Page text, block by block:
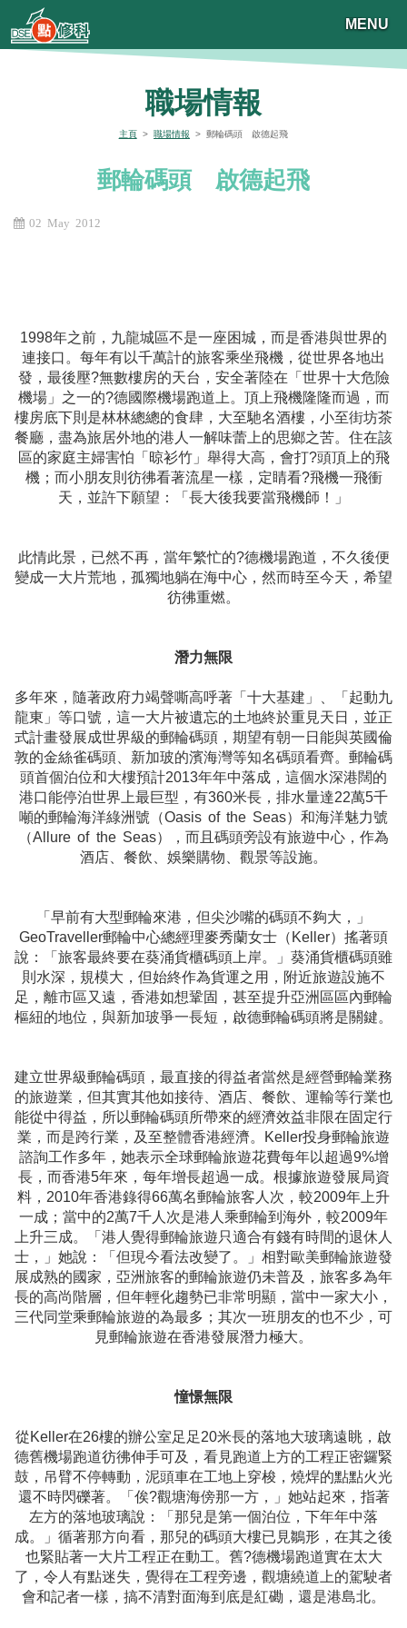
MENU
職場情報
主頁> 職場情報 > 郵輪碼頭 啟德起飛
郵輪碼頭 啟德起飛
02 May 2012
1998年之前，九龍城區不是一座困城，而是香港與世界的
連接口。每年有以千萬計的旅客乘坐飛機，從世界各地出
發，最後壓?無數樓房的天台，安全著陸在「世界十大危險
機場」之一的?德國際機場跑道上。頂上飛機隆隆而過，而
樓房底下則是林林總總的食肆，大至馳名酒樓，小至街坊茶
餐廳，盡為旅居外地的港人一解味蕾上的思鄉之苦。住在該
區的家庭主婦害怕「晾衫竹」舉得大高，會打?頭頂上的飛
機；而小朋友則彷彿看著流星一樣，定睛看?飛機一飛衝
天，並許下願望：「長大後我要當飛機師！」
此情此景，已然不再，當年繁忙的?德機場跑道，不久後便
變成一大片荒地，孤獨地躺在海中心，然而時至今天，希望
彷彿重燃。
潛力無限
多年來，隨著政府力竭聲嘶高呼著「十大基建」、「起動九
龍東」等口號，這一大片被遺忘的土地終於重見天日，並正
式計畫發展成世界級的郵輪碼頭，期望有朝一日能與英國倫
敦的金絲雀碼頭、新加玻的濱海灣等知名碼頭看齊。郵輪碼
頭首個泊位和大樓預計2013年年中落成，這個水深港闊的
港口能停泊世界上最巨型，有360米長，排水量達22萬5千
噸的郵輪海洋綠洲號（Oasis of the Seas）和海洋魅力號
（Allure of the Seas），而且碼頭旁設有旅遊中心，作為
酒店、餐飲、娛樂購物、觀景等設施。
「早前有大型郵輪來港，但尖沙嘴的碼頭不夠大，」
GeoTraveller郵輪中心總經理麥秀蘭女士（Keller）搖著頭
說：「旅客最終要在葵涌貨櫃碼頭上岸。」葵涌貨櫃碼頭雖
則水深，規模大，但始終作為貨運之用，附近旅遊設施不
足，離市區又遠，香港如想鞏固，甚至提升亞洲區區內郵輪
樞紐的地位，與新加玻爭一長短，啟德郵輪碼頭將是關鍵。
建立世界級郵輪碼頭，最直接的得益者當然是經營郵輪業務
的旅遊業，但其實其他如接待、酒店、餐飲、運輸等行業也
能從中得益，所以郵輪碼頭所帶來的經濟效益非限在固定行
業，而是跨行業，及至整體香港經濟。Keller投身郵輪旅遊
諮詢工作多年，她表示全球郵輪旅遊花費每年以超過9%增
長，而香港5年來，每年增長超過一成。根據旅遊發展局資
料，2010年香港錄得66萬名郵輪旅客人次，較2009年上升
一成；當中的2萬7千人次是港人乘郵輪到海外，較2009年
上升三成。「港人覺得郵輪旅遊只適合有錢有時間的退休人
士，」她說：「但現今看法改變了。」相對歐美郵輪旅遊發
展成熟的國家，亞洲旅客的郵輪旅遊仍未普及，旅客多為年
長的高尚階層，但年輕化趨勢已非常明顯，當中一家大小，
三代同堂乘郵輪旅遊的為最多；其次一班朋友的也不少，可
見郵輪旅遊在香港發展潛力極大。
憧憬無限
從Keller在26樓的辦公室足足20米長的落地大玻璃遠眺，啟
德舊機場跑道彷彿伸手可及，看見跑道上方的工程正密鑼緊
鼓，吊臂不停轉動，泥頭車在工地上穿梭，燒焊的點點火光
還不時閃礫著。「俟?觀塘海傍那一方，」她站起來，指著
左方的落地玻璃說：「那兒是第一個泊位，下年年中落
成。」循著那方向看，那兒的碼頭大樓已見鶵形，在其之後
也緊貼著一大片工程正在動工。舊?德機場跑道實在太大
了，令人有點迷失，覺得在工程旁邊，觀塘繞道上的駕駛者
會和記者一樣，搞不清對面海到底是紅磡，還是港島北。